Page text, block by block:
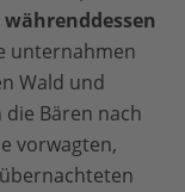
währenddessen
unternahmen
Wald und
Bären nach
vorwagten,